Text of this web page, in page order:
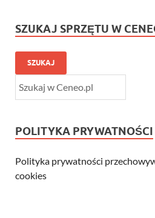
SZUKAJ SPRZĘTU W
SZUKAJ
POLITYKA PRYWATNOŚCI
Polityka prywatności
cookies